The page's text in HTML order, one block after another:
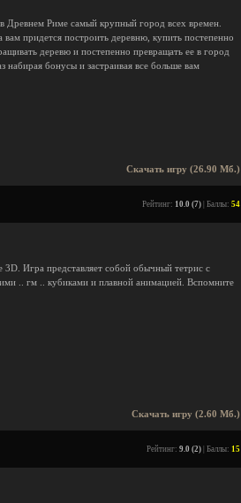
Древнем Риме самый крупный город всех времен.
придется построить деревню, купить постепенно
деревю и постепенно превращать ее в город
бонусы и застраивая все больше вам
Скачать игру (26.90 Мб.)
Рейтинг: 10.0 (7) | Баллы: 54
3D. Игра представляет собой обычный тетрис с
.. гм .. кубиками и плавной анимацией. Вспомните
Скачать игру (2.60 Мб.)
Рейтинг: 9.0 (2) | Баллы: 15